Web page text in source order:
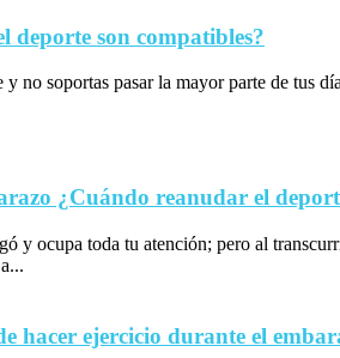
deporte son compatibles?
y no soportas pasar la mayor parte de tus
¿Cuándo reanudar el
y ocupa toda tu atención; pero al
hacer ejercicio durante el